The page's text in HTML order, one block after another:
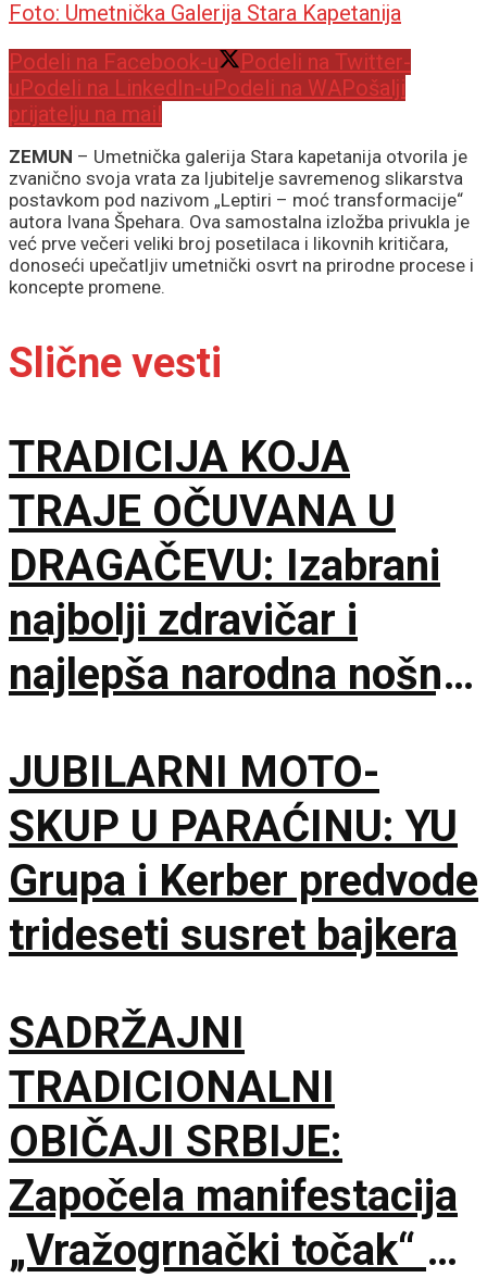
Foto: Umetnička Galerija Stara Kapetanija
Podeli na Facebook-u
Podeli na Twitter-
u Podeli na LinkedIn-u Podeli na WAPošalji
prijatelju na mail
ZEMUN – Umetnička galerija Stara kapetanija otvorila je
zvanično svoja vrata za ljubitelje savremenog slikarstva
postavkom pod nazivom „Leptiri – moć transformacije“
autora Ivana Špehara. Ova samostalna izložba privukla je
već prve večeri veliki broj posetilaca i likovnih kritičara,
donoseći upečatljiv umetnički osvrt na prirodne procese i
koncepte promene.
Slične vesti
TRADICIJA KOJA
TRAJE OČUVANA U
DRAGAČEVU: Izabrani
najbolji zdravičar i
najlepša narodna nošnja
JUBILARNI MOTO-
SKUP U PARAĆINU: YU
Grupa i Kerber predvode
trideseti susret bajkera
SADRŽAJNI
TRADICIONALNI
OBIČAJI SRBIJE:
Započela manifestacija
„Vražogrnački točak“ u